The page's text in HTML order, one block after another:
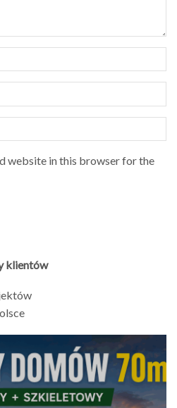
website in this browser for the
klientów